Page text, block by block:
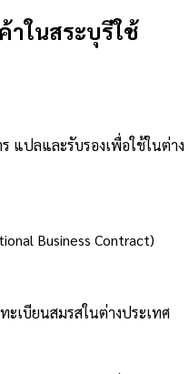
าในสระบุรีใช้
แปลและรับรองเพื่อใช้ในต่าง
Business Contract)
ะเบียนสมรสในต่างประเทศ